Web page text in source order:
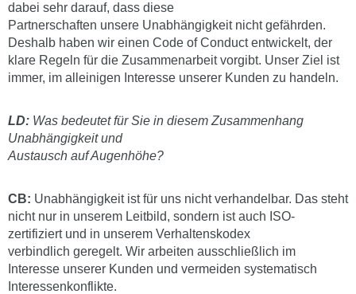
dabei sehr darauf, dass diese
Partnerschaften unsere Unabhängigkeit nicht gefährden.
Deshalb haben wir einen Code of Conduct entwickelt, der
klare Regeln für die Zusammenarbeit vorgibt. Unser Ziel ist
immer, im alleinigen Interesse unserer Kunden zu handeln.
LD: Was bedeutet für Sie in diesem Zusammenhang
Unabhängigkeit und
Austausch auf Augenhöhe?
CB: Unabhängigkeit ist für uns nicht verhandelbar. Das steht
nicht nur in unserem Leitbild, sondern ist auch ISO-
zertifiziert und in unserem Verhaltenskodex
verbindlich geregelt. Wir arbeiten ausschließlich im
Interesse unserer Kunden und vermeiden systematisch
Interessenkonflikte.